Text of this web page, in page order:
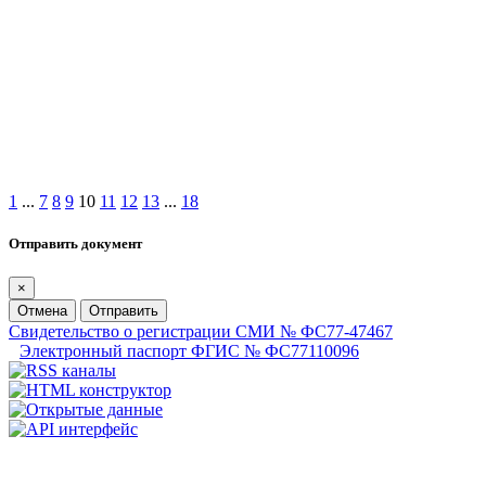
1 ... 7 8 9 10 11 12 13 ... 18
Отправить документ
×
Отмена
Отправить
Свидетельство о регистрации СМИ № ФС77-47467
Электронный паспорт ФГИС № ФС77110096